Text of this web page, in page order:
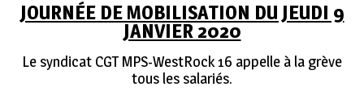
JOURNÉE DE MOBILISATION DU JEUDI 9
JANVIER 2020
Le syndicat CGT MPS-WestRock 16 appelle à la grève
tous les salariés.